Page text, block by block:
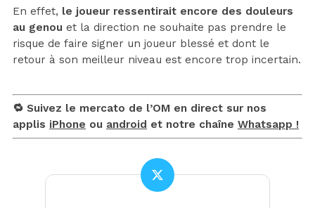
En effet, le joueur ressentirait encore des douleurs
au genou et la direction ne souhaite pas prendre le
risque de faire signer un joueur blessé et dont le
retour à son meilleur niveau est encore trop incertain.
🔁 Suivez le mercato de l’OM en direct sur nos
applis iPhone ou android et notre chaîne Whatsapp !